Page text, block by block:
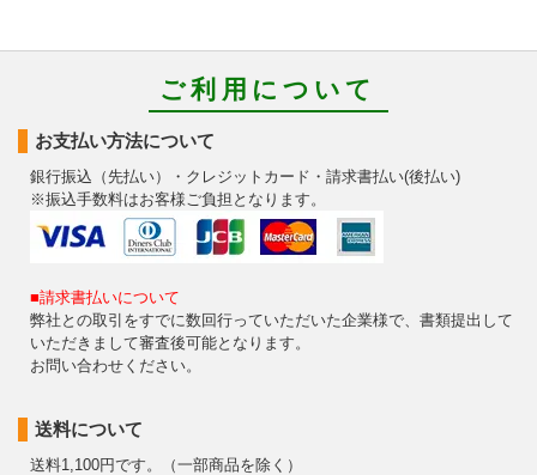
ご利用について
お支払い方法について
銀行振込（先払い）・クレジットカード・請求書払い(後払い)
※振込手数料はお客様ご負担となります。
■請求書払いについて
弊社との取引をすでに数回行っていただいた企業様で、書類提出して
いただきまして審査後可能となります。
お問い合わせください。
送料について
送料1,100円です。（一部商品を除く）